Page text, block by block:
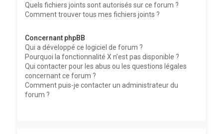
Quels fichiers joints sont autorisés sur ce forum ?
Comment trouver tous mes fichiers joints ?
Concernant phpBB
Qui a développé ce logiciel de forum ?
Pourquoi la fonctionnalité X n’est pas disponible ?
Qui contacter pour les abus ou les questions légales
concernant ce forum ?
Comment puis-je contacter un administrateur du
forum ?